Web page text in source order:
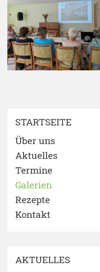
STARTSEITE
Über uns
Aktuelles
Termine
Galerien
Rezepte
Kontakt
AKTUELLES